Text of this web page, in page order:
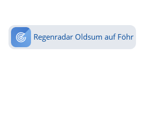
Regenradar Oldsum auf Föhr